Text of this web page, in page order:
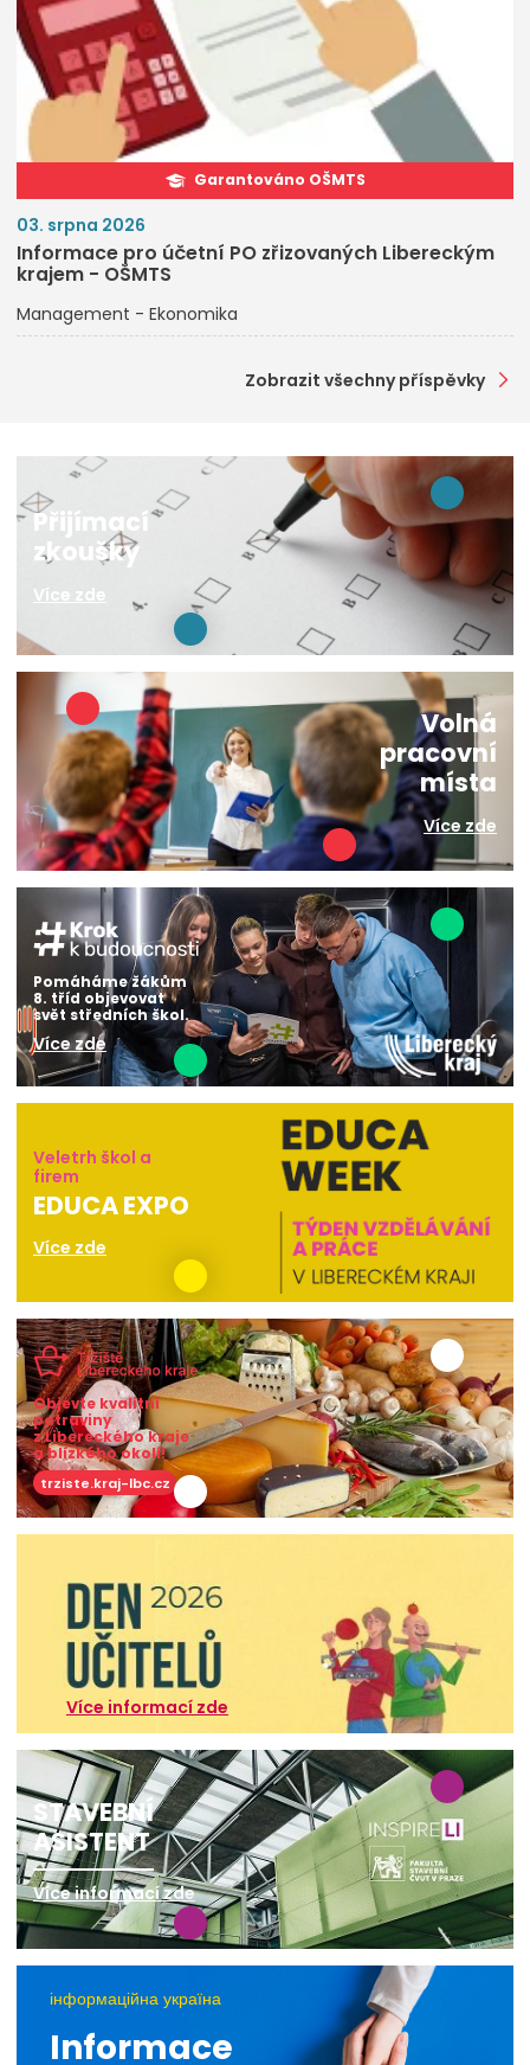
Garantováno OŠMTS
03. srpna 2026
Informace pro účetní PO zřizovaných Libereckým
krajem - OŠMTS
Management - Ekonomika
Zobrazit všechny příspěvky
Přijímací
zkoušky
Více zde
Volná
pracovní
místa
Více zde
Pomáháme žákům
8. tříd objevovat
svět středních škol.
Více zde
Veletrh škol a
firem
EDUCA EXPO
Více zde
Objevte kvalitní
potraviny
z Libereckého kraje
a blízkého okolí!
trziste.kraj-lbc.cz
Více informací zde
STAVEBNÍ
ASISTENT
Více informací zde
інформаційна україна
Informace